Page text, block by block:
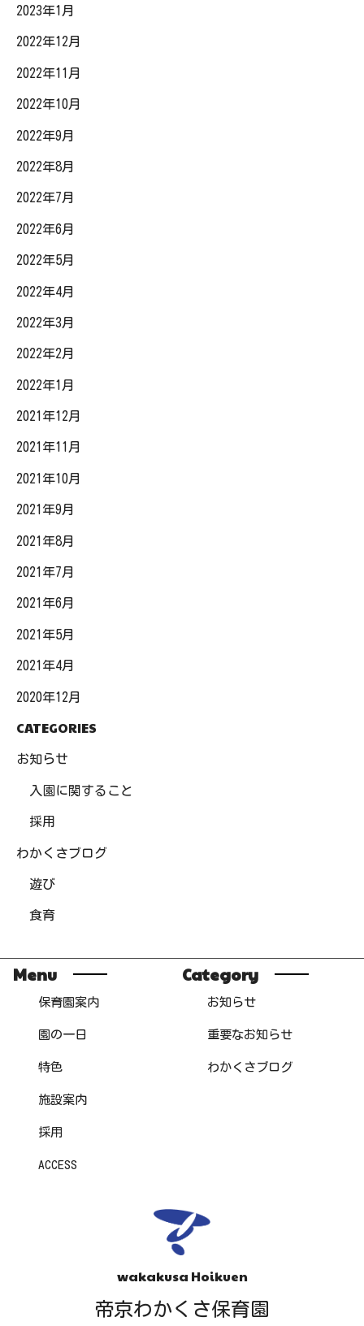
2023年1月
2022年12月
2022年11月
2022年10月
2022年9月
2022年8月
2022年7月
2022年6月
2022年5月
2022年4月
2022年3月
2022年2月
2022年1月
2021年12月
2021年11月
2021年10月
2021年9月
2021年8月
2021年7月
2021年6月
2021年5月
2021年4月
2020年12月
CATEGORIES
お知らせ
入園に関すること
採用
わかくさブログ
遊び
食育
Menu
保育園案内
園の一日
特色
施設案内
採用
ACCESS
Category
お知らせ
重要なお知らせ
わかくさブログ
wakakusa Hoikuen
帝京わかくさ保育園